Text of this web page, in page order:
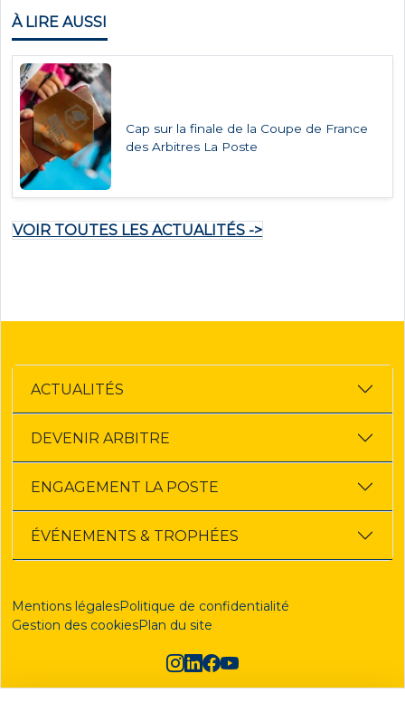
À LIRE AUSSI
Cap sur la finale de la Coupe de France
des Arbitres La Poste
VOIR TOUTES LES ACTUALITÉS ->
ACTUALITÉS
DEVENIR ARBITRE
ENGAGEMENT LA POSTE
ÉVÉNEMENTS & TROPHÉES
Mentions légalesPolitique de confidentialité
Gestion des cookiesPlan du site